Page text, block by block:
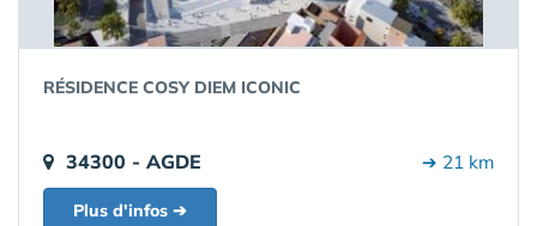
RÉSIDENCE COSY DIEM ICONIC
34300 - AGDE ➔ 21 km
Plus d'infos ➔